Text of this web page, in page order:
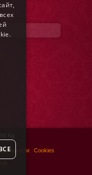
Kg
Cookies